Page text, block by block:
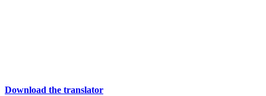
Download the translator